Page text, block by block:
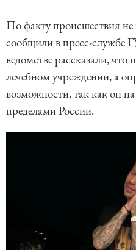
По факту происшествия не
сообщили в пресс-
ведомстве рассказали,
лечебном учреждении, а
возможности, так как он
пределами России.